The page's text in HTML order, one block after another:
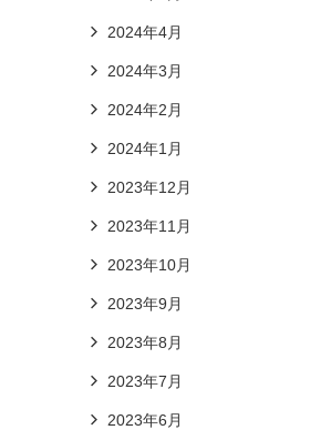
2024年4月
2024年3月
2024年2月
2024年1月
2023年12月
2023年11月
2023年10月
2023年9月
2023年8月
2023年7月
2023年6月